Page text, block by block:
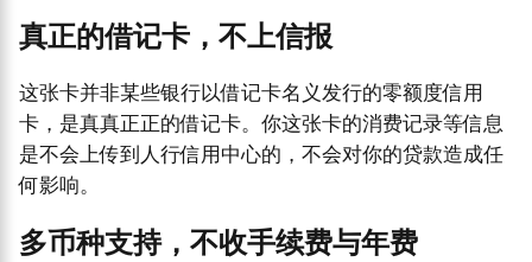
真正的借记卡，不上信报
这张卡并非某些银行以借记卡名义发行的零额度信用
卡，是真真正正的借记卡。你这张卡的消费记录等信息
是不会上传到人行信用中心的，不会对你的贷款造成任
何影响。
多币种支持，不收手续费与年费